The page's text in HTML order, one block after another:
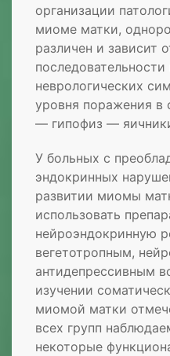
организации
миоме матки,
различен и зависит
последовательности
неврологических
уровня поражения в
— гипофиз —
У больных с
эндокринных
развитии миомы
использовать
нейроэндокринную
вегетотропным,
антидепрессивным
изучении
миомой матки
всех групп
некоторые